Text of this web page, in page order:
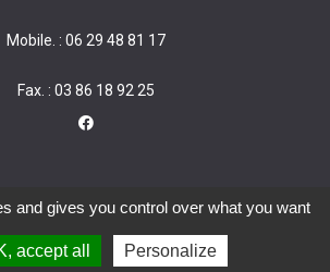
Mobile. : 06 29 48 81 17
Fax. : 03 86 18 92 25
for your health. Consume in moderation.
| Cookies Made by Trade&Art
and gives you control over what you want
accept all
Personalize